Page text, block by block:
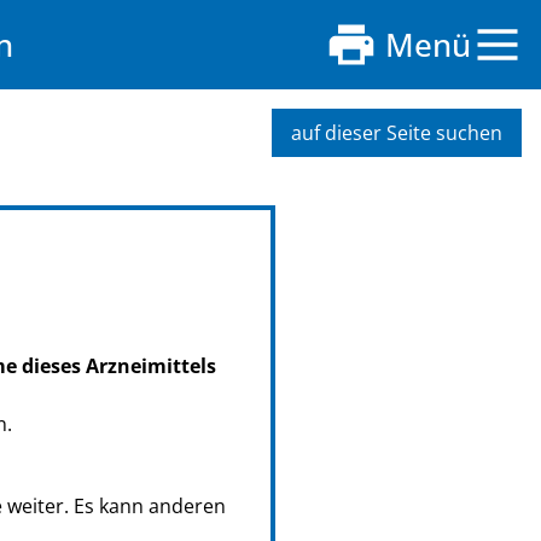
Menü
auf dieser Seite suchen
dieses Arzneimittels
Es kann anderen